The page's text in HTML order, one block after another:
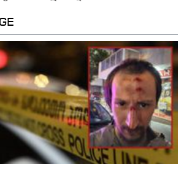
ინფორმაცია